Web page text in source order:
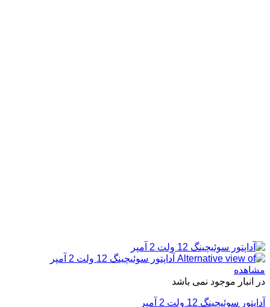
مشاهده
در انبار موجود نمی باشد
آداپتور سوئیچینگ 12 ولت 2 آمپر